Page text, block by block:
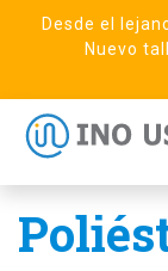
Desde el
Nuevo